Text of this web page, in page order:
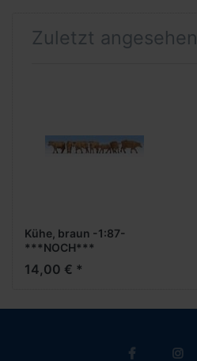
Zuletzt angesehen
Kühe, braun -1:87-
***NOCH***
14,00 € *